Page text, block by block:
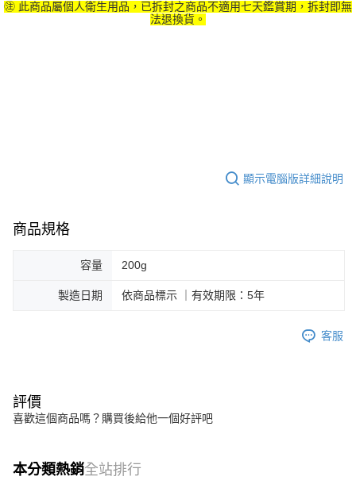
㊟ 此商品屬個人衛生用品，已拆封之商品不適用七天鑑賞期，拆封即無
法退換貨。
顯示電腦版詳細說明
商品規格
容量 200g
製造日期 依商品標示 ｜有效期限：5年
客服
評價
喜歡這個商品嗎？購買後給他一個好評吧
本分類熱銷全站排行